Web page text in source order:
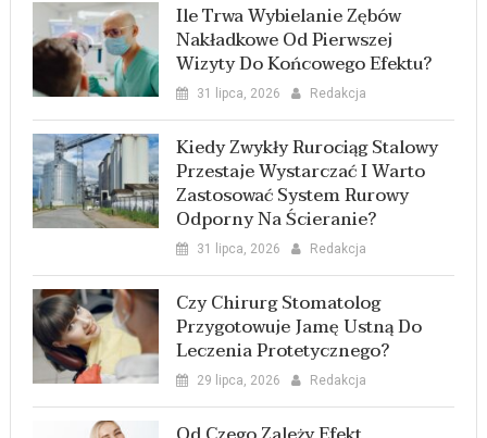
Ile Trwa Wybielanie Zębów
Nakładkowe Od Pierwszej
Wizyty Do Końcowego Efektu?
31 lipca, 2026 Redakcja
Kiedy Zwykły Rurociąg Stalowy
Przestaje Wystarczać I Warto
Zastosować System Rurowy
Odporny Na Ścieranie?
31 lipca, 2026 Redakcja
Czy Chirurg Stomatolog
Przygotowuje Jamę Ustną Do
Leczenia Protetycznego?
29 lipca, 2026 Redakcja